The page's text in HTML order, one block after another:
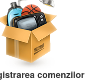
comenzilor